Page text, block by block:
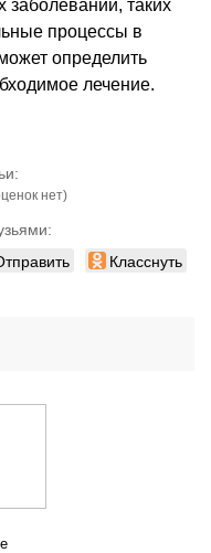
заболеваний, таких
процессы в
определить
лечение.
нет)
Класснуть